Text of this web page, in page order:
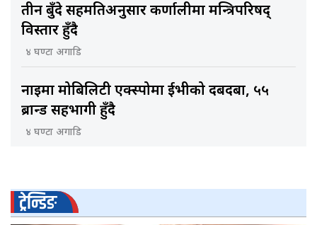
तीन बुँदे सहमतिअनुसार कर्णालीमा मन्त्रिपरिषद्
विस्तार हुँदै
४ घण्टा अगाडि
नाइमा मोबिलिटी एक्स्पोमा ईभीको दबदबा, ५५
ब्रान्ड सहभागी हुँदै
४ घण्टा अगाडि
ट्रेन्डिङ